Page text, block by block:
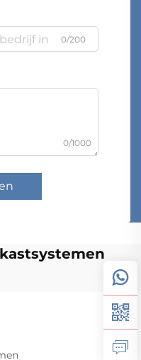
0/200
0/1000